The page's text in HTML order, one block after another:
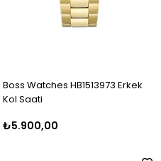
Boss Watches HB1513973 Erkek
Kol Saati
₺5.900,00